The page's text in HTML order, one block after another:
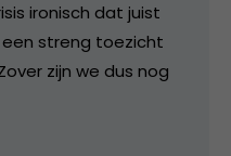
ironisch dat juist
streng toezicht
zijn we dus nog